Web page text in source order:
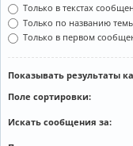
Только в текстах
Только по названию
Только в первом
Показывать результаты
Поле сортировки:
Искать сообщения за: